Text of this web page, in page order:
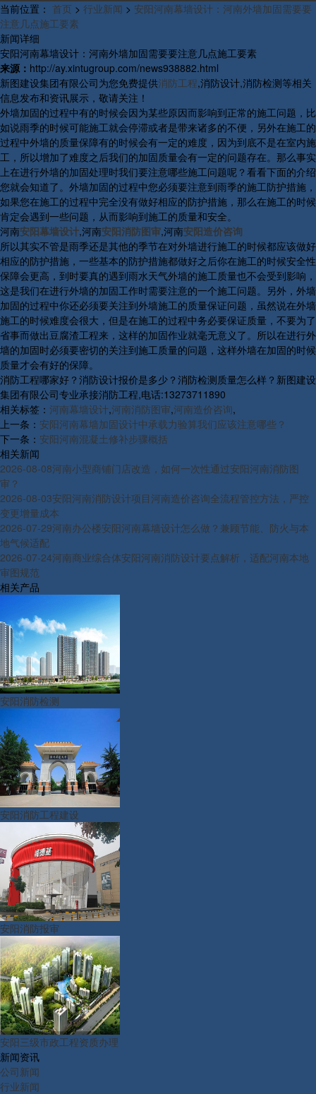
当前位置： 首页 > 行业新闻 > 安阳河南幕墙设计：河南外墙加固需要要
注意几点施工要素
新闻详细
安阳河南幕墙设计：河南外墙加固需要要注意几点施工要素
来源： http://ay.xintugroup.com/news938882.html
新图建设集团有限公司为您免费提供消防工程,消防设计,消防检测等相关
信息发布和资讯展示，敬请关注！
外墙加固的过程中有的时候会因为某些原因而影响到正常的施工问题，比
如说雨季的时候可能施工就会停滞或者是带来诸多的不便，另外在施工的
过程中外墙的质量保障有的时候会有一定的难度，因为到底不是在室内施
工，所以增加了难度之后我们的加固质量会有一定的问题存在。那么事实
上在进行外墙的加固处理时我们要注意哪些施工问题呢？看看下面的介绍
您就会知道了。外墙加固的过程中您必须要注意到雨季的施工防护措施，
如果您在施工的过程中完全没有做好相应的防护措施，那么在施工的时候
肯定会遇到一些问题，从而影响到施工的质量和安全。
河南安阳幕墙设计,河南安阳消防图审,河南安阳造价咨询
所以其实不管是雨季还是其他的季节在对外墙进行施工的时候都应该做好
相应的防护措施，一些基本的防护措施都做好之后你在施工的时候安全性
保障会更高，到时要真的遇到雨水天气外墙的施工质量也不会受到影响，
这是我们在进行外墙的加固工作时需要注意的一个施工问题。另外，外墙
加固的过程中你还必须要关注到外墙施工的质量保证问题，虽然说在外墙
施工的时候难度会很大，但是在施工的过程中务必要保证质量，不要为了
省事而做出豆腐渣工程来，这样的加固作业就毫无意义了。所以在进行外
墙的加固时必须要密切的关注到施工质量的问题，这样外墙在加固的时候
质量才会有好的保障。
消防工程哪家好？消防设计报价是多少？消防检测质量怎么样？新图建设
集团有限公司专业承接消防工程,电话:13273711890
相关标签： 河南幕墙设计,河南消防图审,河南造价咨询,
上一条： 安阳河南幕墙加固设计中承载力验算我们应该注意哪些？
下一条： 安阳河南混凝土修补步骤概括
相关新闻
2026-08-08河南小型商铺门店改造，如何一次性通过安阳河南消防图
审？
2026-08-03安阳河南消防设计项目河南造价咨询全流程管控方法，严控
变更增量成本
2026-07-29河南办公楼安阳河南幕墙设计怎么做？兼顾节能、防火与本
地气候适配
2026-07-24河南商业综合体安阳河南消防设计要点解析，适配河南本地
审图规范
相关产品
安阳消防检测
安阳消防工程建设
安阳消防报审
安阳三级市政工程资质办理
新闻资讯
公司新闻
行业新闻